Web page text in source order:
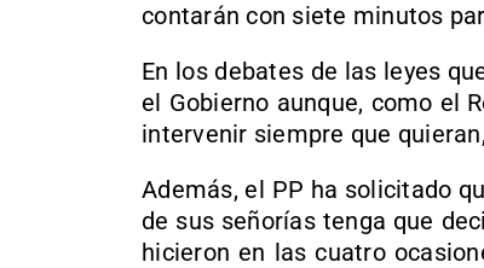
contarán con siete minutos
En los debates de las leyes
el Gobierno aunque, como el
intervenir siempre que
Además, el PP ha solicitado
de sus señorías tenga que
hicieron en las cuatro